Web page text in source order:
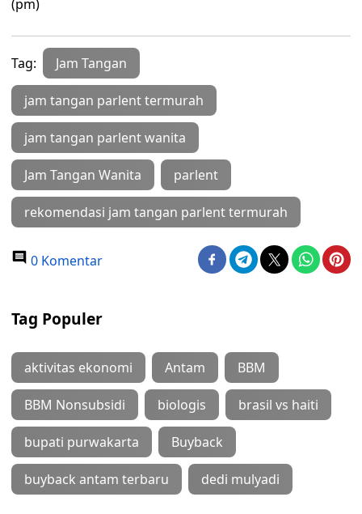
(pm)
Tag: Jam Tangan
jam tangan parlent termurah
jam tangan parlent wanita
Jam Tangan Wanita parlent
rekomendasi jam tangan parlent termurah
0 Komentar
Tag Populer
aktivitas ekonomi Antam BBM
BBM Nonsubsidi biologis brasil vs haiti
bupati purwakarta Buyback
buyback antam terbaru dedi mulyadi